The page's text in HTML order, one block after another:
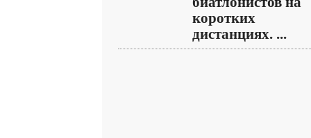
коротких
дистанциях. ...